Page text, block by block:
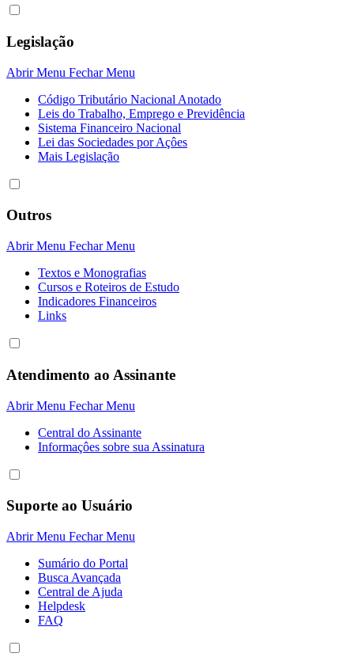
Legislação
Abrir Menu Fechar Menu
Código Tributário Nacional Anotado
Leis do Trabalho, Emprego e Previdência
Sistema Financeiro Nacional
Lei das Sociedades por Açôes
Mais Legislação
Outros
Abrir Menu Fechar Menu
Textos e Monografias
Cursos e Roteiros de Estudo
Indicadores Financeiros
Links
Atendimento ao Assinante
Abrir Menu Fechar Menu
Central do Assinante
Informaçôes sobre sua Assinatura
Suporte ao Usuário
Abrir Menu Fechar Menu
Sumário do Portal
Busca Avançada
Central de Ajuda
Helpdesk
FAQ